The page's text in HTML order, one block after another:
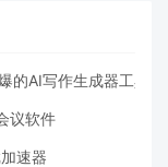
AI写作生成器工具
议软件
速器